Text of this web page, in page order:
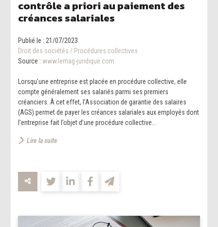
contrôle a priori au paiement des
créances salariales
Publié le : 21/07/2023
Droit des sociétés / Procédures collectives
Source : www.lemag-juridique.com
Lorsqu’une entreprise est placée en procédure collective, elle
compte généralement ses salariés parmi ses premiers
créanciers. À cet effet, l’Association de garantie des salaires
(AGS) permet de payer les créances salariales aux employés dont
l’entreprise fait l’objet d’une procédure collective...
Lire la suite